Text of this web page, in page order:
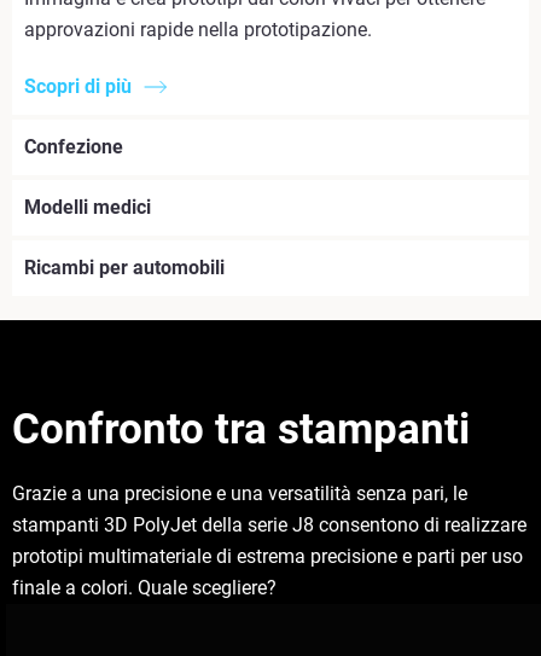
approvazioni rapide nella prototipazione.
Scopri di più
Confezione
Modelli medici
Ricambi per automobili
Confronto tra stampanti
Grazie a una precisione e una versatilità senza pari, le
stampanti 3D PolyJet della serie J8 consentono di realizzare
prototipi multimateriale di estrema precisione e parti per uso
finale a colori. Quale scegliere?